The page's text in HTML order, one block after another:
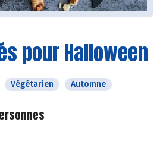
pour Halloween
Végétarien Automne